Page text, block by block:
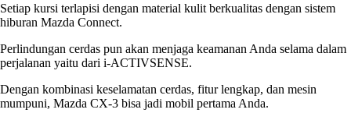
Setiap kursi terlapisi dengan material kulit berkualitas dengan sistem
hiburan Mazda Connect.
Perlindungan cerdas pun akan menjaga keamanan Anda selama dalam
perjalanan yaitu dari i-ACTIVSENSE.
Dengan kombinasi keselamatan cerdas, fitur lengkap, dan mesin
mumpuni, Mazda CX-3 bisa jadi mobil pertama Anda.